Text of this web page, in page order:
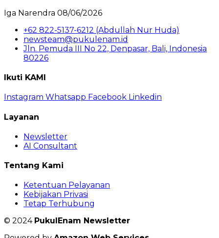
Iga Narendra 08/06/2026
+62 822-5137-6212 (Abdullah Nur Huda)
newsteam@pukulenam.id
Jln. Pemuda III No 22, Denpasar, Bali, Indonesia
80226
Ikuti KAMI
Instagram Whatsapp Facebook Linkedin
Layanan
Newsletter
AI Consultant
Tentang Kami
Ketentuan Pelayanan
Kebijakan Privasi
Tetap Terhubung
© 2024 PukulEnam Newsletter